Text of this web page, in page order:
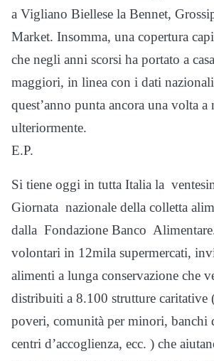
a Vigliano Biellese la Bennet,
Market. Insomma, una copertura
che negli anni scorsi ha portato a
maggiori, in linea con i dati
quest’anno punta ancora una volta
ulteriormente.
E.P.
Si tiene oggi in tutta Italia la
Giornata nazionale della colletta
dalla Fondazione Banco
volontari in 12mila supermercati,
alimenti a lunga conservazione che
distribuiti a 8.100 strutture caritative
poveri, comunità per minori, banchi
centri d’accoglienza, ecc. ) che